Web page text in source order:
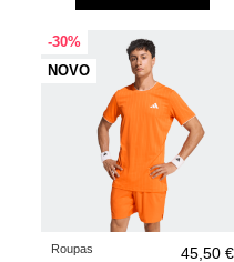
-30%
NOVO
Roupas 45,50 €